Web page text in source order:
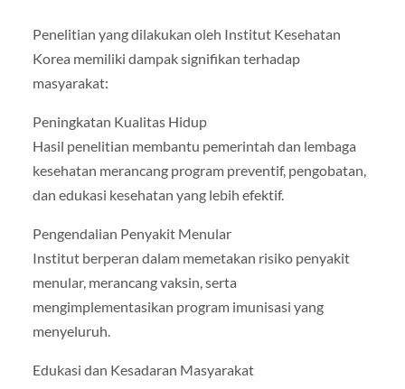
Penelitian yang dilakukan oleh Institut Kesehatan
Korea memiliki dampak signifikan terhadap
masyarakat:
Peningkatan Kualitas Hidup
Hasil penelitian membantu pemerintah dan lembaga
kesehatan merancang program preventif, pengobatan,
dan edukasi kesehatan yang lebih efektif.
Pengendalian Penyakit Menular
Institut berperan dalam memetakan risiko penyakit
menular, merancang vaksin, serta
mengimplementasikan program imunisasi yang
menyeluruh.
Edukasi dan Kesadaran Masyarakat